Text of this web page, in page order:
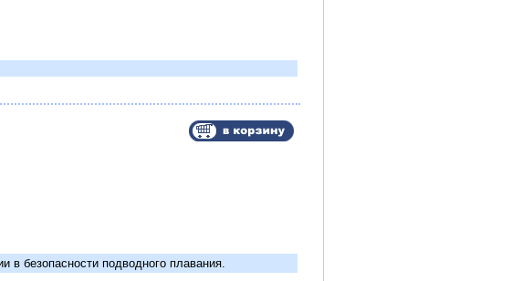
в безопасности подводного плавания.